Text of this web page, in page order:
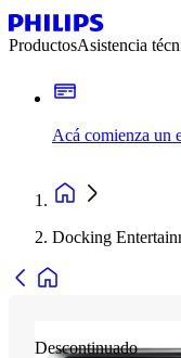
ProductosAsistencia
Acá comienza un
Docking
Descontinuado